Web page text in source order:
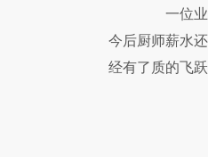
一位业内
今后厨师薪水
经有了质的飞